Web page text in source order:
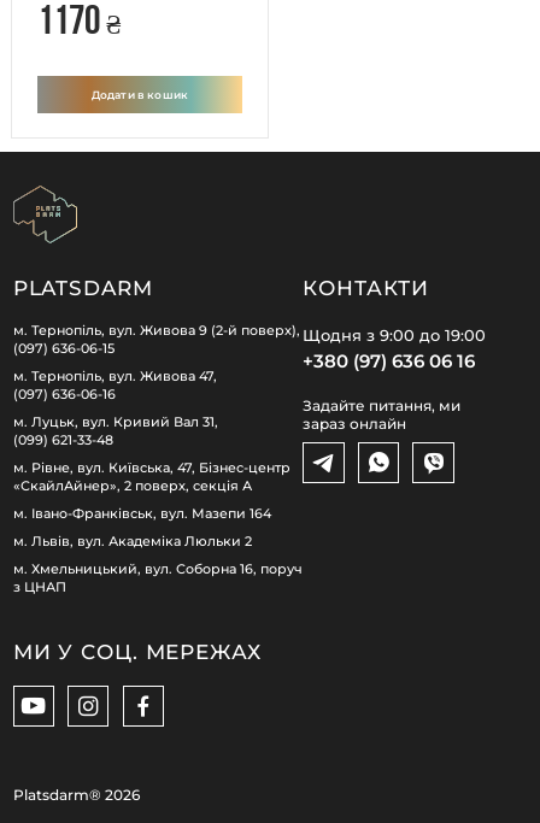
1170 ₴
Додати в кошик
PLATSDARM
м. Тернопіль, вул. Живова 9 (2-й поверх),
(097) 636-06-15
м. Тернопіль, вул. Живова 47,
(097) 636-06-16
м. Луцьк, вул. Кривий Вал 31,
(099) 621-33-48
м. Рівне, вул. Київська, 47, Бізнес-центр
«СкайлАйнер», 2 поверх, секція А
м. Івано-Франківськ, вул. Мазепи 164
м. Львів, вул. Академіка Люльки 2
м. Хмельницький, вул. Соборна 16, поруч
з ЦНАП
КОНТАКТИ
Щодня з 9:00 до 19:00
+380 (97) 636 06 16
Задайте питання, ми
зараз онлайн
МИ У СОЦ. МЕРЕЖАХ
Platsdarm® 2026